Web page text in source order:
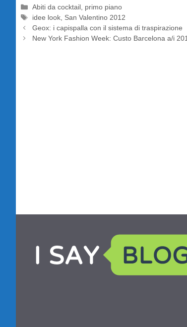
Categorie
Abiti da cocktail, primo piano
Tag
idee look, San Valentino 2012
Geox: i capispalla con il sistema di traspirazione
New York Fashion Week: Custo Barcelona a/i